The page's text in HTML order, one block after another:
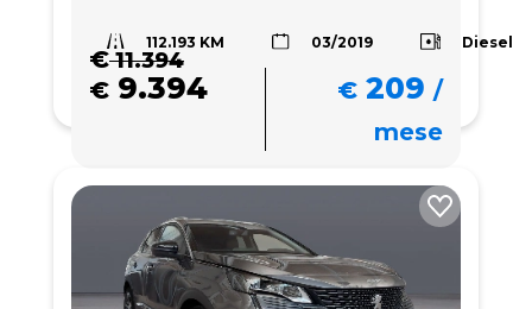
112.193 KM 03/2019 Diesel
€11.394
€ 9.394 € 209 /
mese